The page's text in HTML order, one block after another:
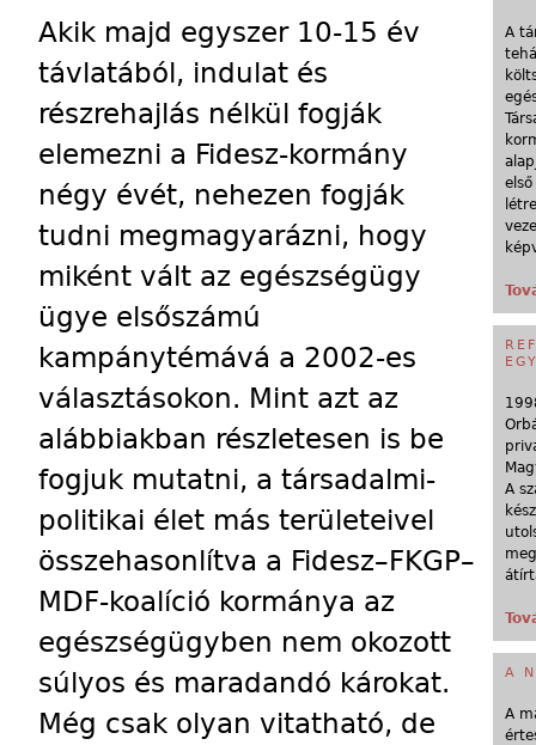
A
A
A
A
Akik majd egyszer 10-15 év
távlatából, indulat és
részrehajlás nélkül fogják
elemezni a Fidesz-kormány
négy évét, nehezen fogják
tudni megmagyarázni, hogy
miként vált az egészségügy
ügye elsőszámú
kampánytémává a 2002-es
választásokon. Mint azt az
alábbiakban részletesen is be
fogjuk mutatni, a társadalmi-
politikai élet más területeivel
összehasonlítva a Fidesz–FKGP–
MDF-koalíció kormánya az
egészségügyben nem okozott
súlyos és maradandó károkat.
Még csak olyan vitatható, de